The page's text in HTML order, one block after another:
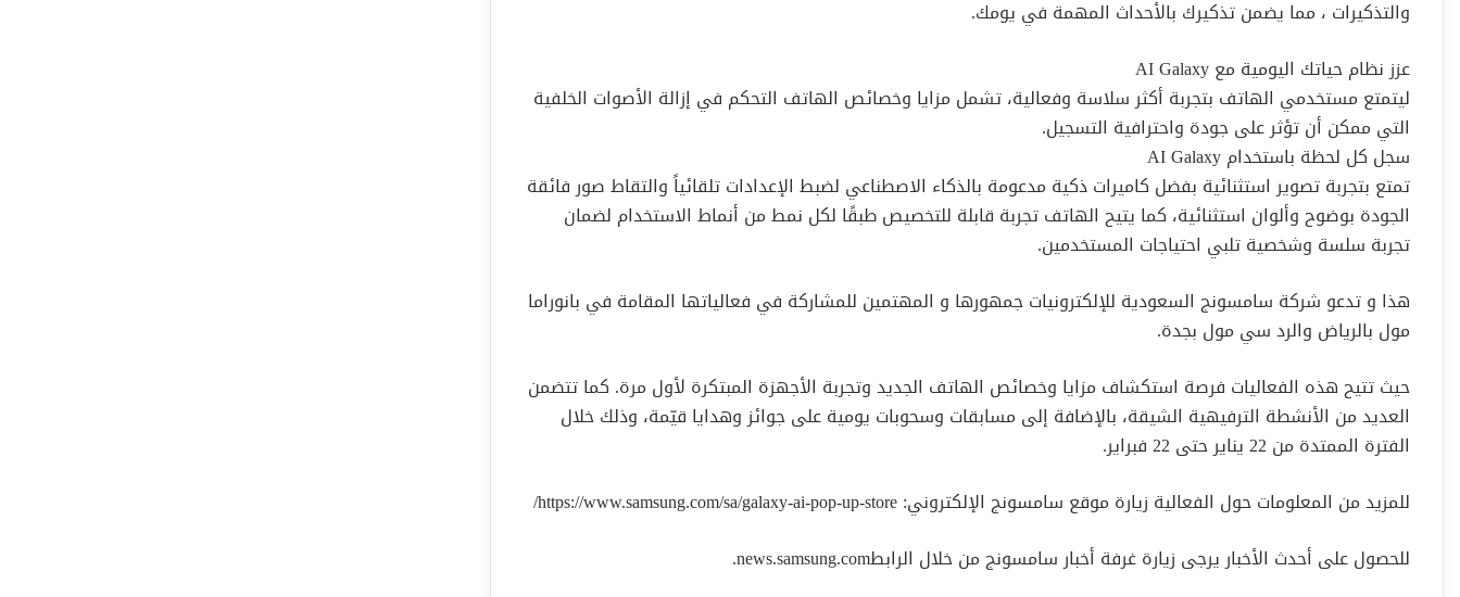
والتذكيرات ، مما يضمن تذكيرك بالأحداث المهمة في يومك.
عزز نظام حياتك اليومية مع AI Galaxy
ليتمتع مستخدمي الهاتف بتجربة أكثر سلاسة وفعالية، تشمل مزايا وخصائص الهاتف التحكم في إزالة الأصوات الخلفية
التي ممكن أن تؤثر على جودة واحترافية التسجيل.
سجل كل لحظة باستخدام AI Galaxy
تمتع بتجربة تصوير استثنائية بفضل كاميرات ذكية مدعومة بالذكاء الاصطناعي لضبط الإعدادات تلقائياً والتقاط صور فائقة
الجودة بوضوح وألوان استثنائية، كما يتيح الهاتف تجربة قابلة للتخصيص طبقًا لكل نمط من أنماط الاستخدام لضمان
تجربة سلسة وشخصية تلبي احتياجات المستخدمين.
هذا و تدعو شركة سامسونج السعودية للإلكترونيات جمهورها و المهتمين للمشاركة في فعالياتها المقامة في بانوراما
مول بالرياض والرد سي مول بجدة.
حيث تتيح هذه الفعاليات فرصة استكشاف مزايا وخصائص الهاتف الجديد وتجربة الأجهزة المبتكرة لأول مرة. كما تتضمن
العديد من الأنشطة الترفيهية الشيقة، بالإضافة إلى مسابقات وسحوبات يومية على جوائز وهدايا قيّمة، وذلك خلال
الفترة الممتدة من 22 يناير حتى 22 فبراير.
للمزيد من المعلومات حول الفعالية زيارة موقع سامسونج الإلكتروني: https://www.samsung.com/sa/galaxy-ai-pop-up-store/
للحصول على أحدث الأخبار يرجى زيارة غرفة أخبار سامسونج من خلال الرابطnews.samsung.com.